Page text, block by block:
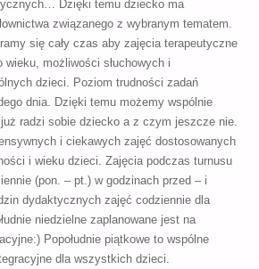
Dzięki temu dziecko ma
związanego z wybranym tematem.
się cały czas aby zajęcia terapeutyczne
wieku, możliwości słuchowych i
dzieci. Poziom trudności zadań
dnia. Dzięki temu możemy wspólnie
radzi sobie dziecko a z czym jeszcze nie.
i ciekawych zajęć dostosowanych
i wieku dzieci. Zajęcia podczas turnusu
(pon. – pt.) w godzinach przed – i
dydaktycznych zajęć codziennie dla
niedzielne zaplanowane jest na
Popołudnie piątkowe to wspólne
dla wszystkich dzieci.